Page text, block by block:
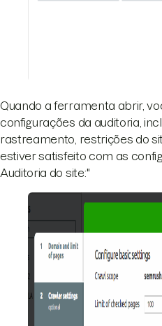
Quando a ferramenta abrir,
configurações da auditoria,
rastreamento, restrições do
estiver satisfeito com as
Auditoria do site:"